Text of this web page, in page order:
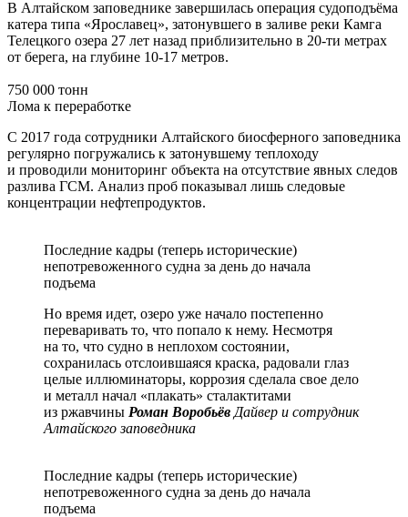
В Алтайском заповеднике завершилась операция судоподъёма
катера типа «Ярославец», затонувшего в заливе реки Камга
Телецкого озера 27 лет назад приблизительно в 20-ти метрах
от берега, на глубине 10-17 метров.
750 000 тонн
Лома к переработке
С 2017 года сотрудники Алтайского биосферного заповедника
регулярно погружались к затонувшему теплоходу
и проводили мониторинг объекта на отсутствие явных следов
разлива ГСМ. Анализ проб показывал лишь следовые
концентрации нефтепродуктов.
Последние кадры (теперь исторические)
непотревоженного судна за день до начала
подъема
Но время идет, озеро уже начало постепенно
переваривать то, что попало к нему. Несмотря
на то, что судно в неплохом состоянии,
сохранилась отслоившаяся краска, радовали глаз
целые иллюминаторы, коррозия сделала свое дело
и металл начал «плакать» сталактитами
из ржавчины Роман Воробьёв Дайвер и сотрудник
Алтайского заповедника
Последние кадры (теперь исторические)
непотревоженного судна за день до начала
подъема